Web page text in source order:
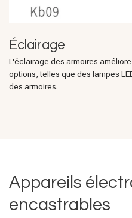
Éclairage
L'éclairage des armoires
options, telles que des lampes
des armoires.
Appareils
encastrables